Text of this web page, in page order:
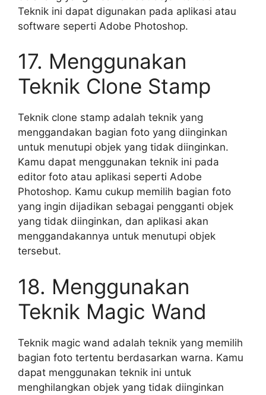
Teknik ini dapat digunakan pada aplikasi atau
software seperti Adobe Photoshop.
17. Menggunakan
Teknik Clone Stamp
Teknik clone stamp adalah teknik yang
menggandakan bagian foto yang diinginkan
untuk menutupi objek yang tidak diinginkan.
Kamu dapat menggunakan teknik ini pada
editor foto atau aplikasi seperti Adobe
Photoshop. Kamu cukup memilih bagian foto
yang ingin dijadikan sebagai pengganti objek
yang tidak diinginkan, dan aplikasi akan
menggandakannya untuk menutupi objek
tersebut.
18. Menggunakan
Teknik Magic Wand
Teknik magic wand adalah teknik yang memilih
bagian foto tertentu berdasarkan warna. Kamu
dapat menggunakan teknik ini untuk
menghilangkan objek yang tidak diinginkan